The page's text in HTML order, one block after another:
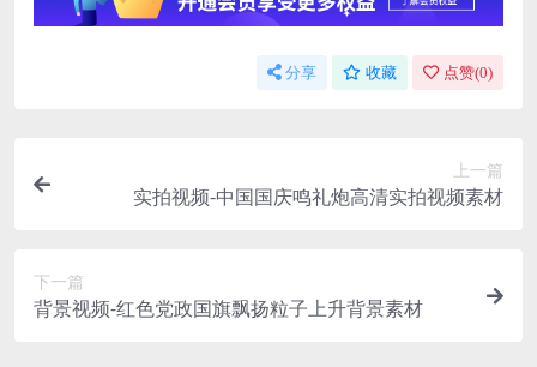
分享 收藏 点赞(0)
上一篇
实拍视频-中国国庆鸣礼炮高清实拍视频素材
下一篇
背景视频-红色党政国旗飘扬粒子上升背景素材